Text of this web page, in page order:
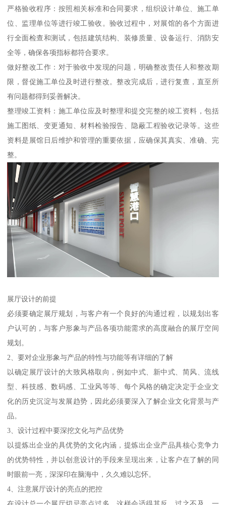
严格验收程序：按照相关标准和合同要求，组织设计单位、施工单
位、监理单位等进行竣工验收。验收过程中，对展馆的各个方面进
行全面检查和测试，包括建筑结构、装修质量、设备运行、消防安
全等，确保各项指标都符合要求。
做好整改工作：对于验收中发现的问题，明确整改责任人和整改期
限，督促施工单位及时进行整改。整改完成后，进行复查，直至所
有问题都得到妥善解决。
整理竣工资料：施工单位应及时整理和提交完整的竣工资料，包括
施工图纸、变更通知、材料检验报告、隐蔽工程验收记录等。这些
资料是展馆日后维护和管理的重要依据，应确保其真实、准确、完
整。
展厅设计的前提
必须要确定展厅规划，与客户有一个良好的沟通过程，以规划出客
户认可的，与客户形象与产品各项功能需求的高度融合的展厅空间
规划。
2、要对企业形象与产品的特性与功能等有详细的了解
以确定展厅设计的大致风格取向，例如中式、新中式、简风、流线
型、科技感、数码感、工业风等等、每个风格的确定决定于企业文
化的历史沉淀与发展趋势，因此必须要深入了解企业文化背景与产
品。
3、设计过程中要深挖文化与产品优势
以提炼出企业的具优势的文化内涵，提炼出企业产品具核心竞争力
的优势特性，并以创意设计的手段来呈现出来，让客户在了解的同
时眼前一亮，深深印在脑海中，久久难以忘怀。
4、注意展厅设计的亮点的把控